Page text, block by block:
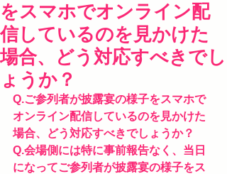
をスマホでオンライン配
信しているのを見かけた
場合、どう対応すべきでし
ょうか？
Q.ご参列者が披露宴の様子をスマホで
オンライン配信しているのを見かけた
場合、どう対応すべきでしょうか？
Q.会場側には特に事前報告なく、当日
になってご参列者が披露宴の様子をス